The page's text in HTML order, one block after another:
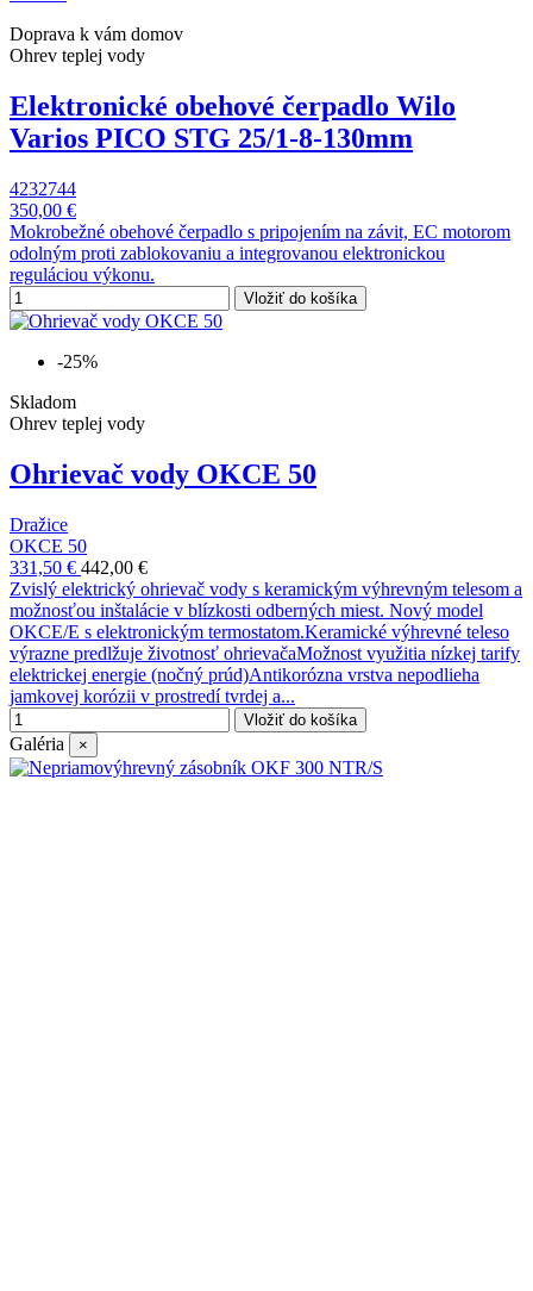
Doprava k vám domov
Ohrev teplej vody
Elektronické obehové čerpadlo Wilo
Varios PICO STG 25/1-8-130mm
4232744
350,00 €
Mokrobežné obehové čerpadlo s pripojením na závit, EC motorom
odolným proti zablokovaniu a integrovanou elektronickou
reguláciou výkonu.
Vložiť do košíka
-25%
Skladom
Ohrev teplej vody
Ohrievač vody OKCE 50
Dražice
OKCE 50
331,50 € 442,00 €
Zvislý elektrický ohrievač vody s keramickým výhrevným telesom a
možnosťou inštalácie v blízkosti odberných miest. Nový model
OKCE/E s elektronickým termostatom.Keramické výhrevné teleso
výrazne predlžuje životnosť ohrievačaMožnost využitia nízkej tarify
elektrickej energie (nočný prúd)Antikorózna vrstva nepodlieha
jamkovej korózii v prostredí tvrdej a...
Vložiť do košíka
Galéria ×